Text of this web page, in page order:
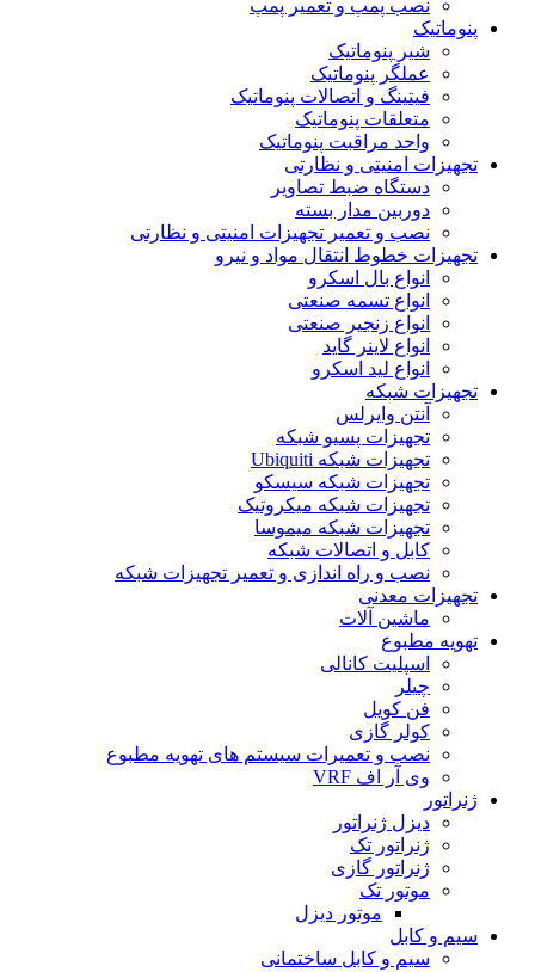
نصب پمپ و تعمیر پمپ
پنوماتیک
شیر پنوماتیک
عملگر پنوماتیک
فیتینگ و اتصالات پنوماتیک
متعلقات پنوماتیک
واحد مراقبت پنوماتیک
تجهیزات امنیتی و نظارتی
دستگاه ضبط تصاویر
دوربین مدار بسته
نصب و تعمیر تجهیزات امنیتی و نظارتی
تجهیزات خطوط انتقال مواد و نیرو
انواع بال اسکرو
انواع تسمه صنعتی
انواع زنجیر صنعتی
انواع لاینر گاید
انواع لید اسکرو
تجهیزات شبکه
آنتن وایرلس
تجهیزات پسیو شبکه
تجهیزات شبکه Ubiquiti
تجهیزات شبکه سیسکو
تجهیزات شبکه میکروتیک
تجهیزات شبکه میموسا
کابل و اتصالات شبکه
نصب و راه اندازی و تعمیر تجهیزات شبکه
تجهیزات معدنی
ماشین آلات
تهویه مطبوع
اسپلیت کانالی
چیلر
فن کویل
کولر گازی
نصب و تعمیرات سیستم های تهویه مطبوع
وی آر اف VRF
ژنراتور
دیزل ژنراتور
ژنراتور تک
ژنراتور گازی
موتور تک
موتور دیزل
سیم و کابل
سیم و کابل ساختمانی